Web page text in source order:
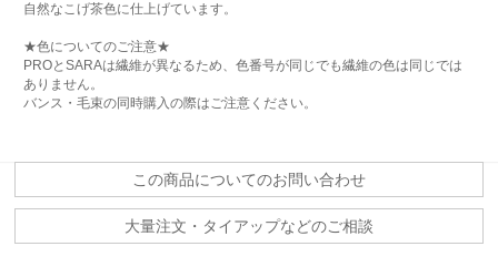
自然なこげ茶色に仕上げています。
★色についてのご注意★
PROとSARAは繊維が異なるため、色番号が同じでも繊維の色は同じでは
ありません。
バンス・毛束の同時購入の際はご注意ください。
この商品についてのお問い合わせ
大量注文・タイアップなどのご相談